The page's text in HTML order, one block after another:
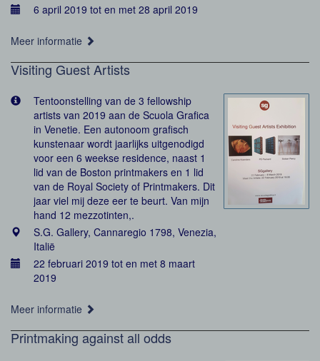
6 april 2019 tot en met 28 april 2019
Meer informatie
Visiting Guest Artists
Tentoonstelling van de 3 fellowship
artists van 2019 aan de Scuola Grafica
in Venetie. Een autonoom grafisch
kunstenaar wordt jaarlijks uitgenodigd
voor een 6 weekse residence, naast 1
lid van de Boston printmakers en 1 lid
van de Royal Society of Printmakers. Dit
jaar viel mij deze eer te beurt. Van mijn
hand 12 mezzotinten,.
S.G. Gallery, Cannaregio 1798, Venezia,
Italië
22 februari 2019 tot en met 8 maart
2019
Meer informatie
Printmaking against all odds